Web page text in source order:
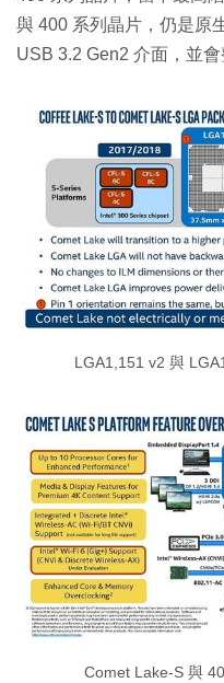
與 400 系列晶片，仍是原
USB 3.2 Gen2 介面，並會
LGA1,151 v2 與
Comet Lake-S 與